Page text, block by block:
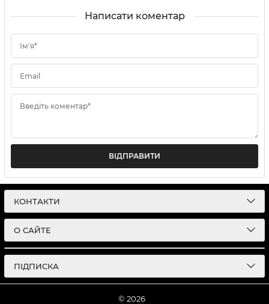
Написати коментар
Ім'я*
Email
Введіть коментар*
ВІДПРАВИТИ
КОНТАКТИ
О САЙТЕ
ПІДПИСКА
© 2026